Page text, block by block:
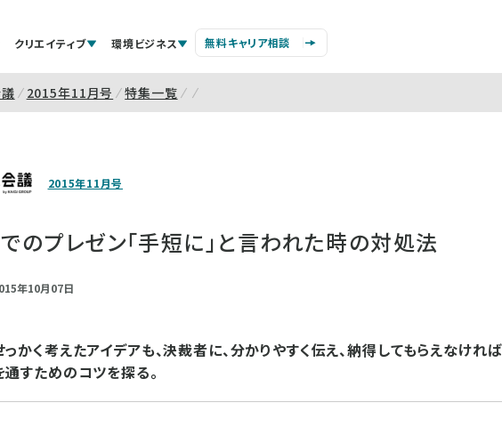
クリエイティブ 環境ビジネス 無料キャリア相談
2015年11月号 特集一覧
2015年11月号
のプレゼン「手短に」と言われた時の対処法
年10月07日
っかく考えたアイデアも、決裁者に、分かりやすく伝え、納得してもらえなけれ
通すためのコツを探る。